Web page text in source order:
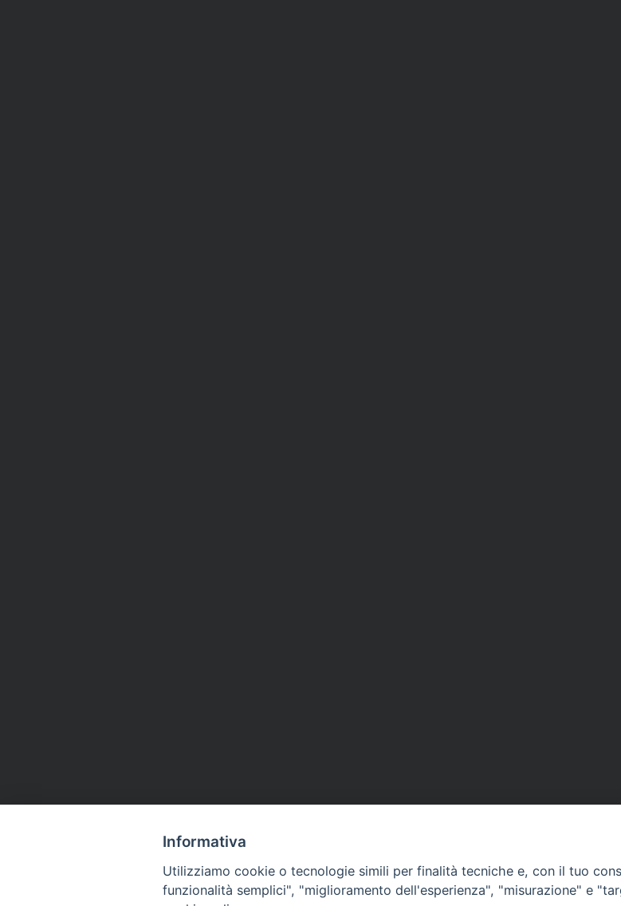
Informativa
Utilizziamo cookie o tecnologie simili per finalità tecniche e, con il tuo
funzionalità semplici", "miglioramento dell'esperienza", "misurazione" e